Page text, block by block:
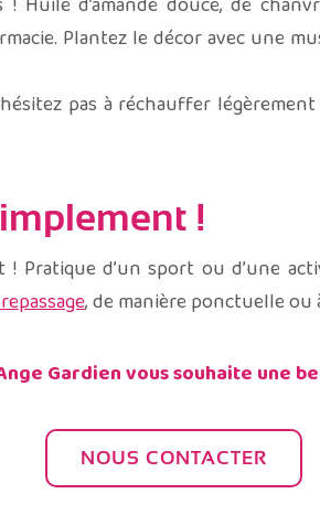
Plantez le décor avec une
pas à réchauffer
!
Pratique d’un sport ou d’une
, de manière ponctuelle ou
Gardien vous souhaite une
NOUS CONTACTER